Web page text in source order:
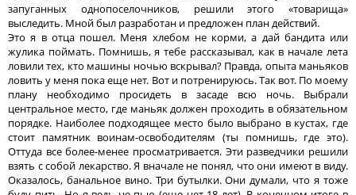
запуганных однопоселочников, решили этого «товарища»
выследить. Мной был разработан и предложен план действий.
Это я в отца пошел. Меня хлебом не корми, а дай бандита или
жулика поймать. Помнишь, я тебе рассказывал, как в начале лета
ловили тех, кто машины ночью вскрывал? Правда, опыта маньяков
ловить у меня пока еще нет. Вот и потренируюсь. Так вот. По моему
плану необходимо просидеть в засаде всю ночь. Выбрали
центральное место, где маньяк должен проходить в обязательном
порядке. Наиболее подходящее место было выбрано в кустах, где
стоит памятник воинам-освободителям (ты помнишь, где это).
Оттуда все более-менее просматривается. Эти разведчики решили
взять с собой лекарство. Я вначале не понял, что они имеют в виду.
Оказалось, банальное вино. Три бутылки. Они думали, что я тоже